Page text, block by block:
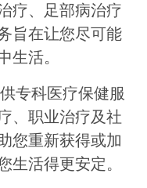
疗、足部病治疗
旨在让您尽可能
活。
专科医疗保健服
、职业治疗及社
您重新获得或加
活得更安定。